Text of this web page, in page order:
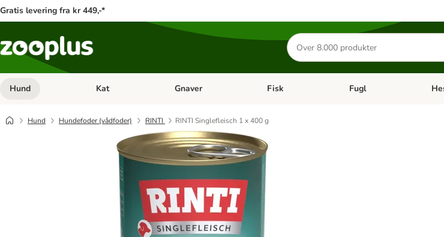
Gratis levering fra kr 449,-*
Søg
efter
produkter
Hund Åben kategori menu: Hund
Kat Åben kategori menu: Kat
Gnaver Åben kategori menu: Gnaver
Fisk Åben kategori menu: Fisk
Fugl
Hund Hundefoder (vådfoder) RINTI RINTI Singlefleisch 1 x 400 g